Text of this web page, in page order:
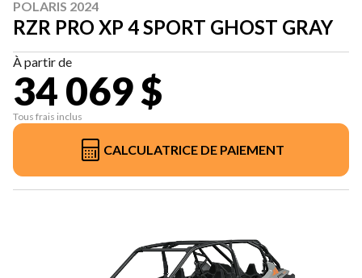
POLARIS 2024
RZR PRO XP 4 SPORT GHOST GRAY
À partir de
34 069 $
Tous frais inclus
CALCULATRICE DE PAIEMENT